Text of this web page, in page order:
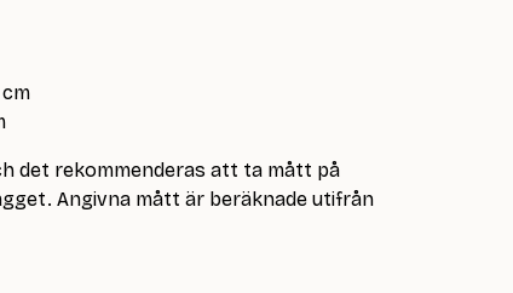
cm
det rekommenderas att ta mått på
Angivna mått är beräknade utifrån